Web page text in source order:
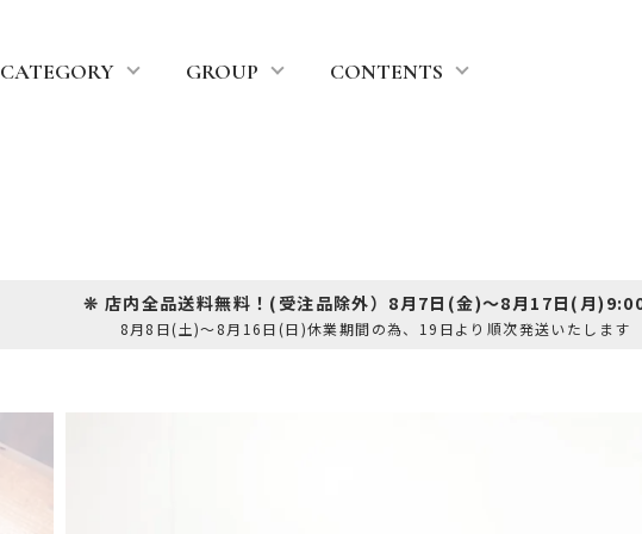
CATEGORY GROUP CONTENTS
❊ 店内全品送料無料！(受注品除外）8月7日(金)～8月17日(月
8月8日(土)～8月16日(日)休業期間の為、19日より順次発送いたします